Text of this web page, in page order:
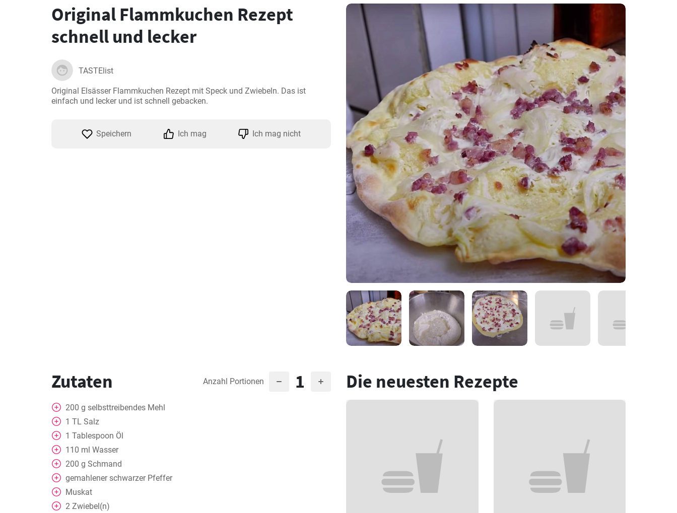
Original Flammkuchen Rezept
schnell und lecker
TASTElist
Original Elsässer Flammkuchen Rezept mit Speck und Zwiebeln. Das ist
einfach und lecker und ist schnell gebacken.
Speichern Ich mag Ich mag nicht
Zutaten Anzahl Portionen 1
200 g selbsttreibendes Mehl
1 TL Salz
1 Tablespoon Öl
110 ml Wasser
200 g Schmand
gemahlener schwarzer Pfeffer
Muskat
2 Zwiebel(n)
Die neuesten Rezepte